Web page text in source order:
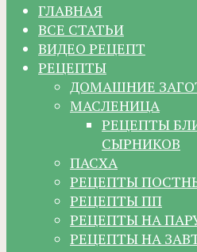
ГЛАВНАЯ
ВСЕ СТАТЬИ
ВИДЕО РЕЦЕПТ
РЕЦЕПТЫ
ДОМАШНИЕ
МАСЛЕНИЦА
РЕЦЕПТЫ
СЫРНИКОВ
ПАСХА
РЕЦЕПТЫ
РЕЦЕПТЫ ПП
РЕЦЕПТЫ НА
РЕЦЕПТЫ НА